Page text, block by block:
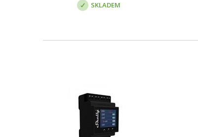
SKLADEM